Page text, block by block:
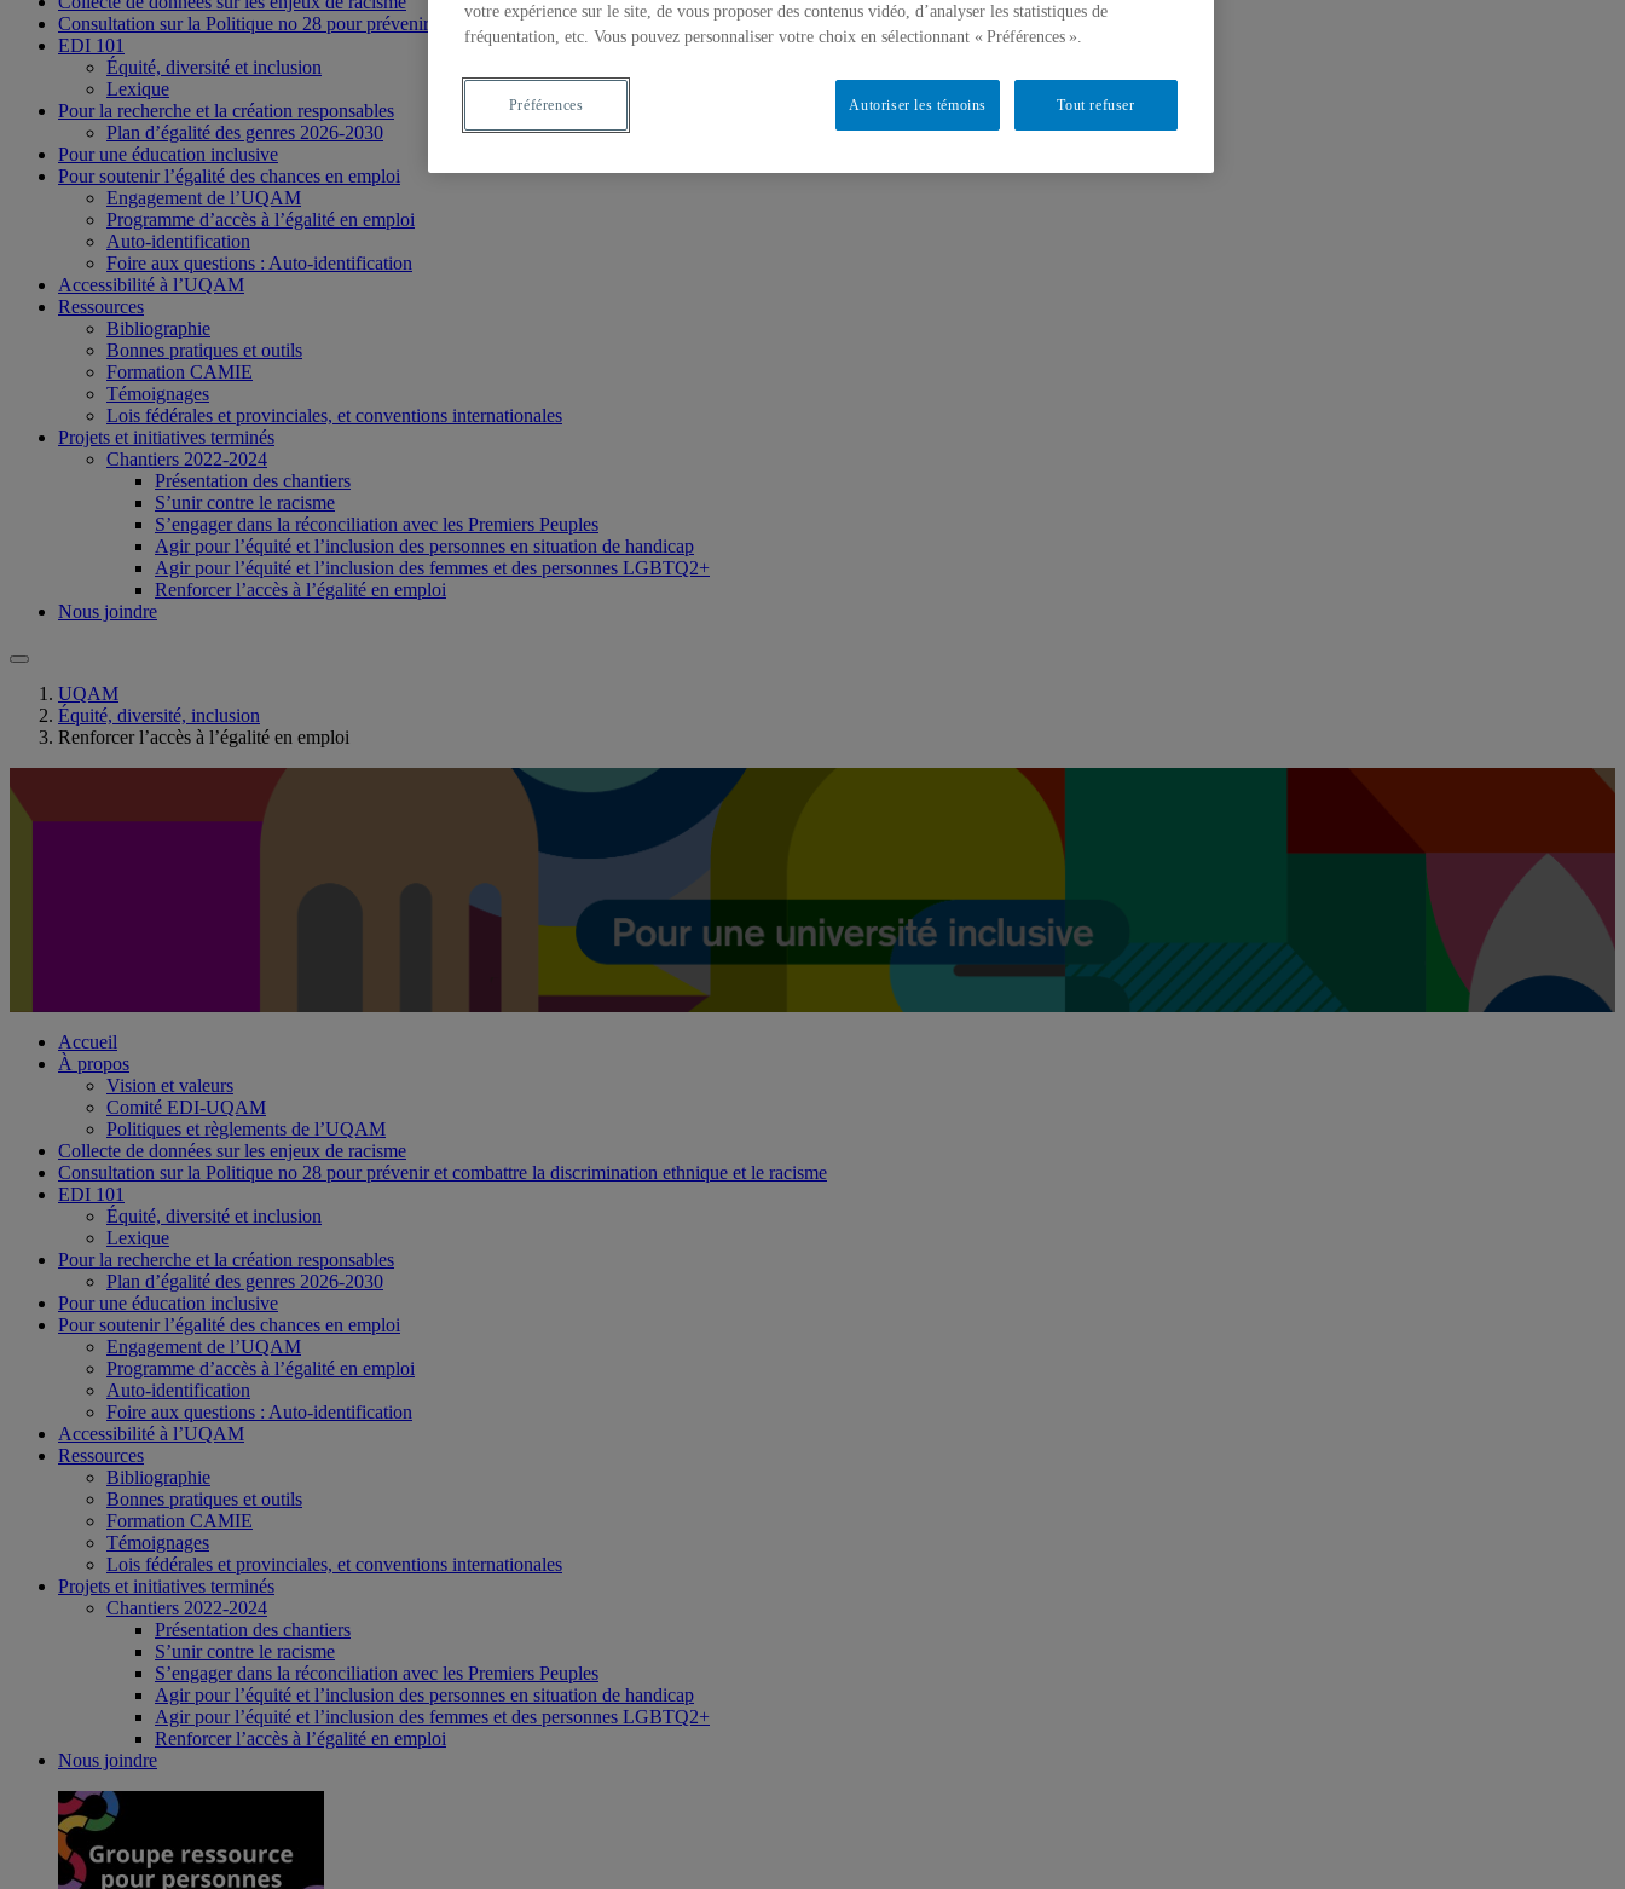
Consultation sur la Politique no 28 pour prévenir et combattre la discrimination ethnique et le racisme
EDI 101
Équité, diversité et inclusion
Lexique
Pour la recherche et la création responsables
Plan d’égalité des genres 2026-2030
Pour une éducation inclusive
Pour soutenir l’égalité des chances en emploi
Engagement de l’UQAM
Programme d’accès à l’égalité en emploi
Auto-identification
Foire aux questions : Auto-identification
Accessibilité à l’UQAM
Ressources
Bibliographie
Bonnes pratiques et outils
Formation CAMIE
Témoignages
Lois fédérales et provinciales, et conventions internationales
Projets et initiatives terminés
Chantiers 2022-2024
Présentation des chantiers
S’unir contre le racisme
S’engager dans la réconciliation avec les Premiers Peuples
Agir pour l’équité et l’inclusion des personnes en situation de handicap
Agir pour l’équité et l’inclusion des femmes et des personnes LGBTQ2+
Renforcer l’accès à l’égalité en emploi
Nous joindre
UQAM
Équité, diversité, inclusion
Renforcer l’accès à l’égalité en emploi
Accueil
À propos
Vision et valeurs
Comité EDI-UQAM
Politiques et règlements de l’UQAM
Collecte de données sur les enjeux de racisme
Consultation sur la Politique no 28 pour prévenir et combattre la discrimination ethnique et le racisme
EDI 101
Équité, diversité et inclusion
Lexique
Pour la recherche et la création responsables
Plan d’égalité des genres 2026-2030
Pour une éducation inclusive
Pour soutenir l’égalité des chances en emploi
Engagement de l’UQAM
Programme d’accès à l’égalité en emploi
Auto-identification
Foire aux questions : Auto-identification
Accessibilité à l’UQAM
Ressources
Bibliographie
Bonnes pratiques et outils
Formation CAMIE
Témoignages
Lois fédérales et provinciales, et conventions internationales
Projets et initiatives terminés
Chantiers 2022-2024
Présentation des chantiers
S’unir contre le racisme
S’engager dans la réconciliation avec les Premiers Peuples
Agir pour l’équité et l’inclusion des personnes en situation de handicap
Agir pour l’équité et l’inclusion des femmes et des personnes LGBTQ2+
Renforcer l’accès à l’égalité en emploi
Nous joindre
votre expérience sur le site, de vous proposer des contenus vidéo, d’analyser les statistiques de
fréquentation, etc. Vous pouvez personnaliser votre choix en sélectionnant « Préférences ».
Tout refuser
Autoriser les témoins
Préférences